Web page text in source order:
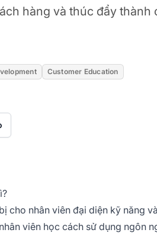
hàng và thúc đẩy thành
Customer Education
cho nhân viên đại diện kỹ năng
viên học cách sử dụng ngôn